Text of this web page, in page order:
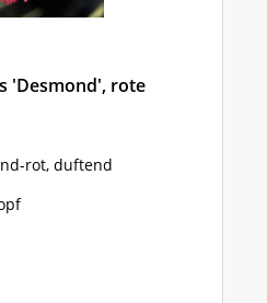
'Desmond', rote
rot, duftend